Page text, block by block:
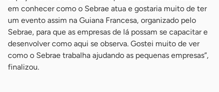
em conhecer como o Sebrae atua e gostaria muito de ter
um evento assim na Guiana Francesa, organizado pelo
Sebrae, para que as empresas de lá possam se capacitar e
desenvolver como aqui se observa. Gostei muito de ver
como o Sebrae trabalha ajudando as pequenas empresas”,
finalizou.